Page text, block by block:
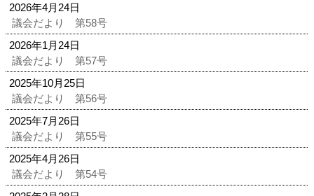
2026年4月24日
議会だより 第58号
2026年1月24日
議会だより 第57号
2025年10月25日
議会だより 第56号
2025年7月26日
議会だより 第55号
2025年4月26日
議会だより 第54号